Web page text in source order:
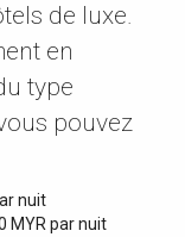
de luxe.
en
type
pouvez
nuit
MYR par nuit